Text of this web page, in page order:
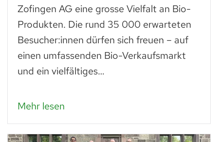
Zofingen AG eine grosse Vielfalt an Bio-
Produkten. Die rund 35 000 erwarteten
Besucher:innen dürfen sich freuen – auf
einen umfassenden Bio-Verkaufsmarkt
und ein vielfältiges…
Mehr lesen